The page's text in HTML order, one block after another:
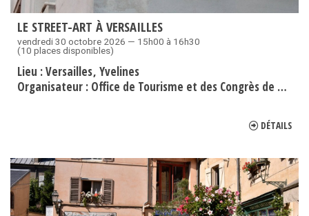
LE STREET-ART À VERSAILLES
vendredi 30 octobre 2026 — 15h00 à 16h30
(10 places disponibles)
Lieu :Versailles Yvelines
Organisateur : Office de Tourisme et des Congrès de Versailles Grand Parc
DÉTAILS